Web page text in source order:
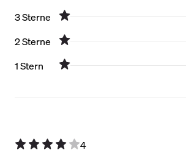
3 Sterne
2 Sterne
1 Stern
4